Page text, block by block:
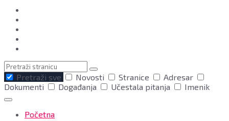
Pretraga
Pretraži sve
Novosti Stranice
Adresar
Dokumenti
Događanja Učestala pitanja Imenik
Početna